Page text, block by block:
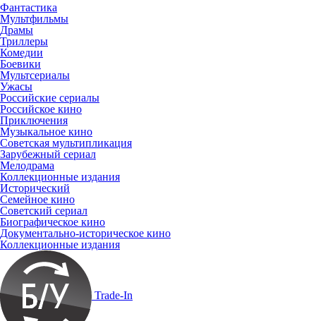
Фантастика
Мультфильмы
Драмы
Триллеры
Комедии
Боевики
Мультсериалы
Ужасы
Российские сериалы
Российское кино
Приключения
Музыкальное кино
Советская мультипликация
Зарубежный сериал
Мелодрама
Коллекционные издания
Исторический
Семейное кино
Советский сериал
Биографическое кино
Документально-историческое кино
Коллекционные издания
Trade-In